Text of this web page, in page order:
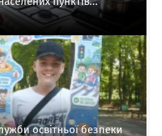
освітньої безпеки